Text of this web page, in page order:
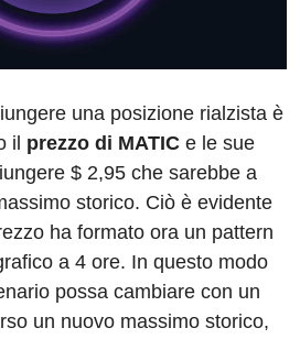
una posizione rialzista è
il prezzo di MATIC e le sue
$ 2,95 che sarebbe a
storico. Ciò è evidente
ha formato ora un pattern
a 4 ore. In questo modo
possa cambiare con un
un nuovo massimo storico,